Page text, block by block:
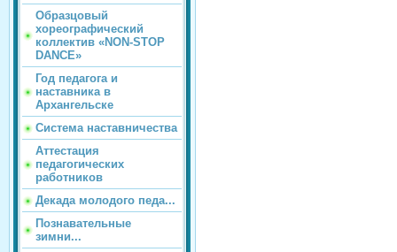
Образцовый
хореографический
коллектив «NON-STOP
DANCE»
Год педагога и
наставника в
Архангельске
Система наставничества
Аттестация
педагогических
работников
Декада молодого педа...
Познавательные
зимни...